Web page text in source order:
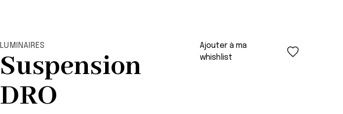
LUMINAIRES
Suspension
DRO
Ajouter à ma
whishlist